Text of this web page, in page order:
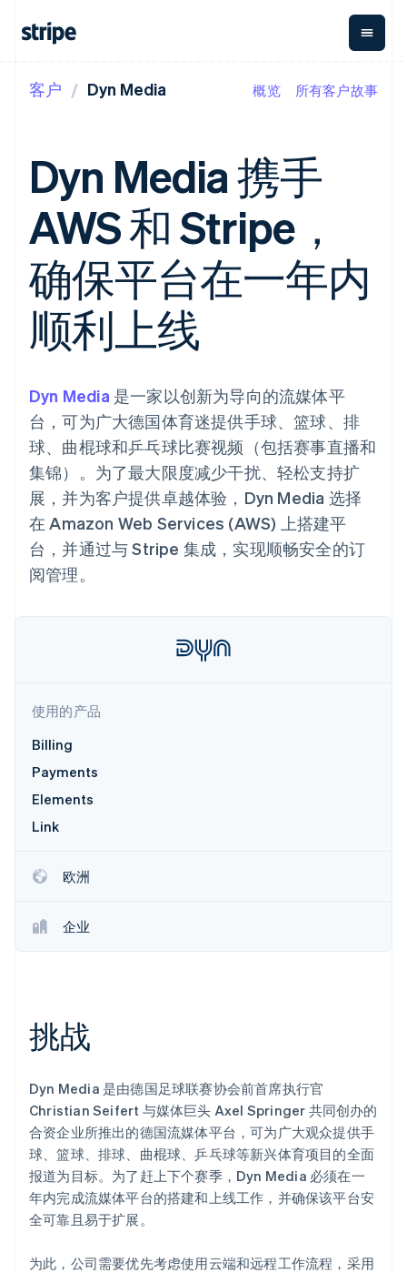
支付
在线支付
Managed
Payments
方案
Payment links
无代码支付
Checkout
预构建支付界
面
Elements
methods
接入 125+ 种支
付方式
Terminal
线下支付
Authorization
Boost
支付成功率优
化
Link
加速结账
Financial
营收
经常性收入
Metronome
按用量计费
Subscriptions
订阅管理
Invoicing
一次性或定期
账单
Tax
销售税和增值
税自动化
会计自动化
Stripe Sigma
自定义报告
Data Pipeline
数据同步
资金管理
企业财务
Global
向第三方
打款
Capital
企业融资
可嵌入的
加密货币
购买
更多
Product roadmap
了解未来规划
Radar
欺诈防范
初创企业注册
碳移除
在线身份验证
按企业阶段
按应用场景
智能体商务
加密货币
电子商务
嵌入式金融
财务自动化
全球化企业
应用内支付
资金管理
平台
SaaS
按行业
AI 企业
创作者经济
媒体与娱乐
专业服务
文档
库与 SDK
Stripe Apps
指南
接受线上付款
实施预置结账流程
构建平台或交易市场
管理订阅
提供按用量计费
通过智能体配置和管理服
务
资源
应用集成
代码示例
开发者博客
学习
指南
支持
获取支持
托管支持方案
专业服务
产品路线图
Sessions 年度大会
招聘
资讯中心
Stripe Press
联系
客户 Dyn Media 概览 所有客户故事
Dyn Media 携手
AWS 和 Stripe，
确保平台在一年内
顺利上线
Dyn Media 是一家以创新为导向的流媒体平
台，可为广大德国体育迷提供手球、篮球、排
球、曲棍球和乒乓球比赛视频（包括赛事直播和
集锦）。为了最大限度减少干扰、轻松支持扩
展，并为客户提供卓越体验，Dyn Media 选择
在 Amazon Web Services (AWS) 上搭建平
台，并通过与 Stripe 集成，实现顺畅安全的订
阅管理。
使用的产品
Billing
Payments
Elements
Link
欧洲
企业
挑战
Dyn Media 是由德国足球联赛协会前首席执行官
Christian Seifert 与媒体巨头 Axel Springer 共同创办的
合资企业所推出的德国流媒体平台，可为广大观众提供手
球、篮球、排球、曲棍球、乒乓球等新兴体育项目的全面
报道为目标。为了赶上下个赛季，Dyn Media 必须在一
年内完成流媒体平台的搭建和上线工作，并确保该平台安
全可靠且易于扩展。
为此，公司需要优先考虑使用云端和远程工作流程，采用